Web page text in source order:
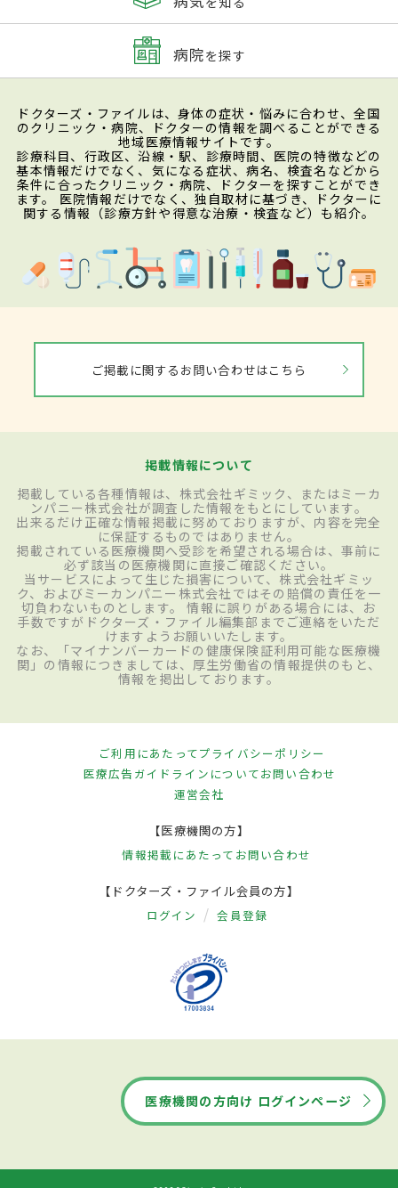
病院を探す
ドクターズ・ファイルは、身体の症状・悩みに合わせ、全国
のクリニック・病院、ドクターの情報を調べることができる
地域医療情報サイトです。
診療科目、行政区、沿線・駅、診療時間、医院の特徴などの
基本情報だけでなく、気になる症状、病名、検査名などから
条件に合ったクリニック・病院、ドクターを探すことができ
ます。 医院情報だけでなく、独自取材に基づき、ドクターに
関する情報（診療方針や得意な治療・検査など）も紹介。
ご掲載に関するお問い合わせはこちら
掲載情報について
掲載している各種情報は、株式会社ギミック、またはミーカ
ンパニー株式会社が調査した情報をもとにしています。
出来るだけ正確な情報掲載に努めておりますが、内容を完全
に保証するものではありません。
掲載されている医療機関へ受診を希望される場合は、事前に
必ず該当の医療機関に直接ご確認ください。
当サービスによって生じた損害について、株式会社ギミッ
ク、およびミーカンパニー株式会社ではその賠償の責任を一
切負わないものとします。 情報に誤りがある場合には、お
手数ですがドクターズ・ファイル編集部までご連絡をいただ
けますようお願いいたします。
なお、「マイナンバーカードの健康保険証利用可能な医療機
関」の情報につきましては、厚生労働省の情報提供のもと、
情報を掲出しております。
ご利用にあたってプライバシーポリシー
医療広告ガイドラインについてお問い合わせ
運営会社
【医療機関の方】
情報掲載にあたって お問い合わせ
【ドクターズ・ファイル会員の方】
ログイン 会員登録
医療機関の方向け ログインページ